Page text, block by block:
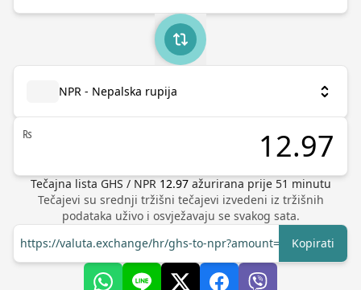
NPR - Nepalska rupija
₨
Tečajna lista GHS / NPR 12.97 ažurirana prije 51 minutu
Tečajevi su srednji tržišni tečajevi izvedeni iz tržišnih
podataka uživo i osvježavaju se svakog sata.
https://valuta.exchange/hr/ghs-to-npr?amount=1
Kopirati